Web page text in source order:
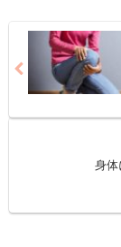
身体